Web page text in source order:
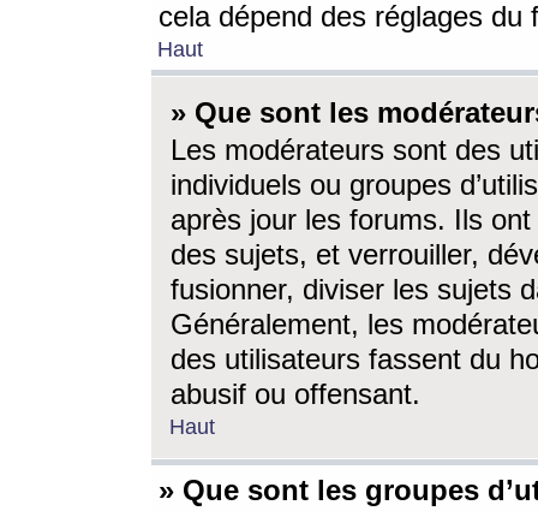
cela dépend des réglages du
Haut
» Que sont les
Les modérateurs sont des
individuels ou groupes
après jour les forums. Ils ont
des sujets, et verrouiller,
fusionner, diviser les sujets
Généralement, les
des utilisateurs fassent du
abusif ou offensant.
Haut
» Que sont les groupes